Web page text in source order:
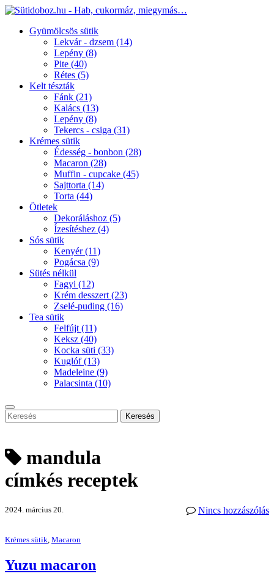
Gyümölcsös sütik
Lekvár - dzsem (14)
Lepény (8)
Pite (40)
Rétes (5)
Kelt tészták
Fánk (21)
Kalács (13)
Lepény (8)
Tekercs - csiga (31)
Krémes sütik
Édesség - bonbon (28)
Macaron (28)
Muffin - cupcake (45)
Sajttorta (14)
Torta (44)
Ötletek
Dekoráláshoz (5)
Ízesítéshez (4)
Sós sütik
Kenyér(11)
Pogácsa (9)
Sütés nélkül
Fagyi (12)
Krém desszert (23)
Zselé-puding (16)
Tea sütik
Felfújt (11)
Keksz (40)
Kocka süti (33)
Kuglóf(13)
Madeleine (9)
Palacsinta (10)
Keresés
mandula
címkés receptek
Nincs hozzászólás
2024. március 20.
Krémes sütik, Macaron
Yuzu macaron